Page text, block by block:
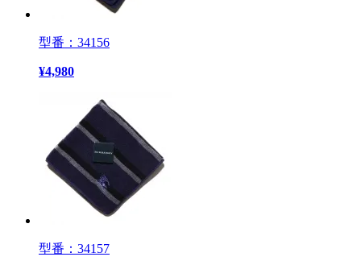
型番：34156
¥4,980
型番：34157